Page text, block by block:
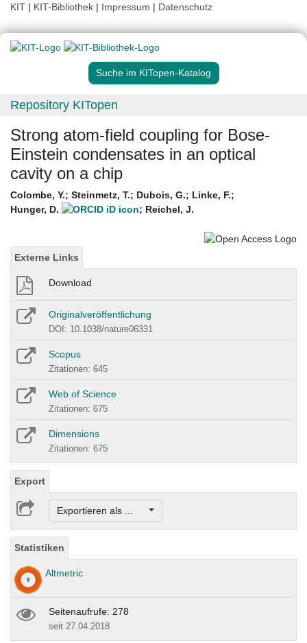
KIT | KIT-Bibliothek | Impressum | Datenschutz
Suche im KITopen-Katalog
Repository KITopen
Strong atom-field coupling for Bose-
Einstein condensates in an optical
cavity on a chip
Colombe, Y.; Steinmetz, T.; Dubois, G.; Linke, F.;
Hunger, D.
; Reichel, J.
Externe Links
Download
Originalveröffentlichung
DOI: 10.1038/nature06331
Scopus
Zitationen: 645
Web of Science
Zitationen: 675
Dimensions
Zitationen: 675
Export
Exportieren als ...
Statistiken
Altmetric
Seitenaufrufe: 278
seit 27.04.2018